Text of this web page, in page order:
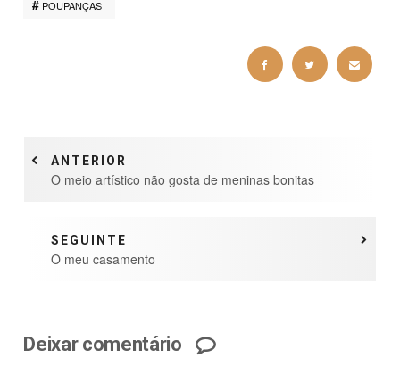
POUPANÇAS
ANTERIOR
O meio artístico não gosta de meninas bonitas
SEGUINTE
O meu casamento
Deixar comentário